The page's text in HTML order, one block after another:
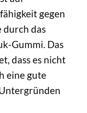
gegen
durch das
Gummi. Das
dass es nicht
eine gute